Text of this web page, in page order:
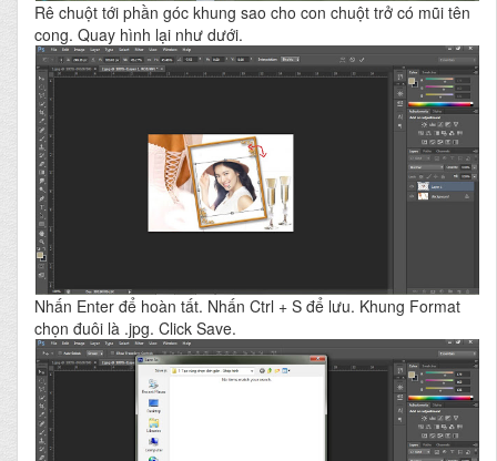
Rê chuột tới phần góc khung sao cho con chuột trở có mũi tên
cong. Quay hình lại như dưới.
Nhấn Enter để hoàn tất. Nhấn Ctrl + S để lưu. Khung Format
chọn đuôi là .jpg. Click Save.